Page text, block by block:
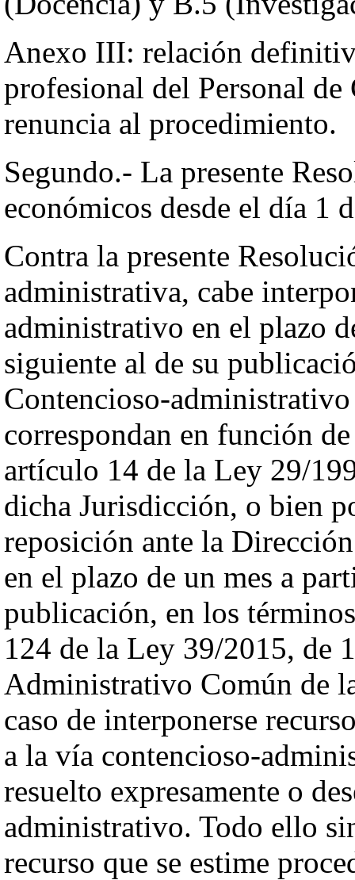
Anexo III: relación
profesional del Personal
renuncia al procedimiento.
Segundo.- La presente
económicos desde el día 1
Contra la presente
administrativa, cabe
administrativo en el plazo
siguiente al de su
Contencioso-
correspondan en función
artículo 14 de la Ley 29/
dicha Jurisdicción, o bien
reposición ante la
en el plazo de un mes a
publicación, en los
124 de la Ley 39/2015, de
Administrativo Común de
caso de interponerse
a la vía contencioso-
resuelto expresamente o
administrativo. Todo ello
recurso que se estime